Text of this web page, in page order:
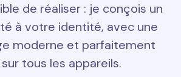
de réaliser : je conçois un
à votre identité, avec une
moderne et parfaitement
tous les appareils.